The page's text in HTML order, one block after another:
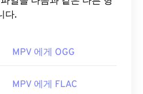
00 00 00
00 00 00
다.
MPV 에게 OGG
MPV 에게 FLAC